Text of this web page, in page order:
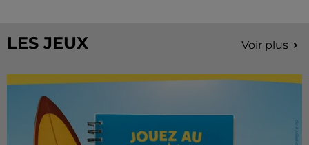
LES JEUX Voir plus